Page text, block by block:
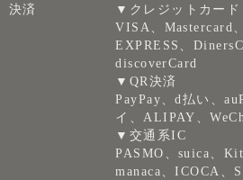
決済
▼クレジットカード
VISA、Mastercard
EXPRESS、
discoverCard
▼QR決済
PayPay、d払い、
イ、ALIPAY、
▼交通系IC
PASMO、suica、
manaca、ICOCA、